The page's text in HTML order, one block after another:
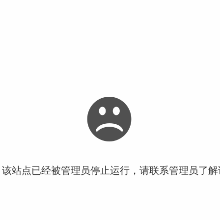
站点已经被管理员停止运行，请联系管理员了